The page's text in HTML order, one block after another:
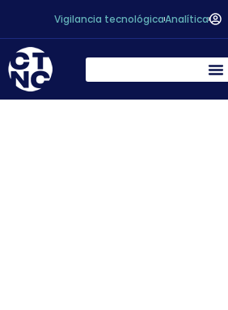
Vigilancia tecnológicaAnalítica